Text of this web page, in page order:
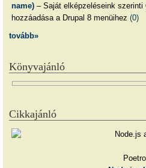
name)– Saját elképzeléseink szerinti
hozzáadása a Drupal 8 menüihez (0)
tovább»
Könyvajánló
Cikkajánló